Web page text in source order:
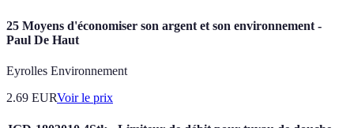
25 Moyens d'économiser son argent et son environnement -
Paul De Haut
Eyrolles Environnement
2.69 EURVoir le prix